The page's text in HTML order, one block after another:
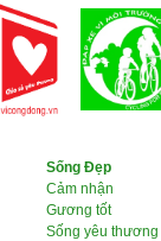
Sống Đẹp
Cảm nhận
Gương tốt
Sống yêu thương